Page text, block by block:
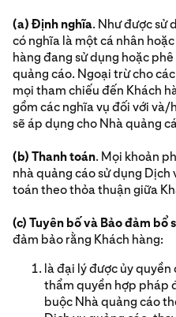
(a) Định nghĩa. Như được sử
có nghĩa là một cá nhân
hàng đang sử dụng hoặc
quảng cáo. Ngoại trừ cho
mọi tham chiếu đến Khách
gồm các nghĩa vụ đối với và/
sẽ áp dụng cho Nhà quảng
(b) Thanh toán. Mọi khoản
nhà quảng cáo sử dụng
toán theo thỏa thuận giữa
(c) Tuyên bố và Bảo đảm bổ
đảm bảo rằng Khách hàng:
là đại lý được ủy
thẩm quyền hợp pháp
buộc Nhà quảng cáo